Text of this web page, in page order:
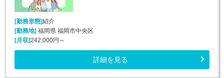
[勤務形態]紹介
[勤務地] 福岡県 福岡市中央区
[月収]242,000円～
詳細を見る